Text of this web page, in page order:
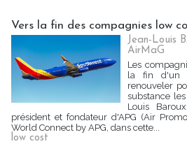
Vers la fin des compagnies low
Jean-Louis
AirMaG
Les
la fin d'un
renouveler
substance
Louis
président et fondateur d'APG (Air
World Connect by APG, dans cette...
low cost